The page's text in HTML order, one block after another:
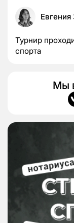
Евгения
Турнир
спорта
Мы